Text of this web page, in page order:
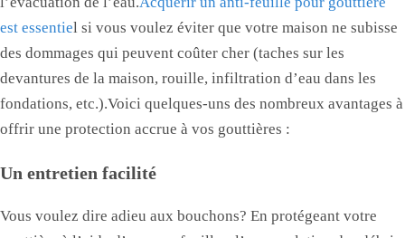
est essentiel si vous voulez éviter que votre maison ne subisse
des dommages qui peuvent coûter cher (taches sur les
devantures de la maison, rouille, infiltration d’eau dans les
fondations, etc.).Voici quelques-uns des nombreux avantages à
offrir une protection accrue à vos gouttières :
Un entretien facilité
Vous voulez dire adieu aux bouchons? En protégeant votre